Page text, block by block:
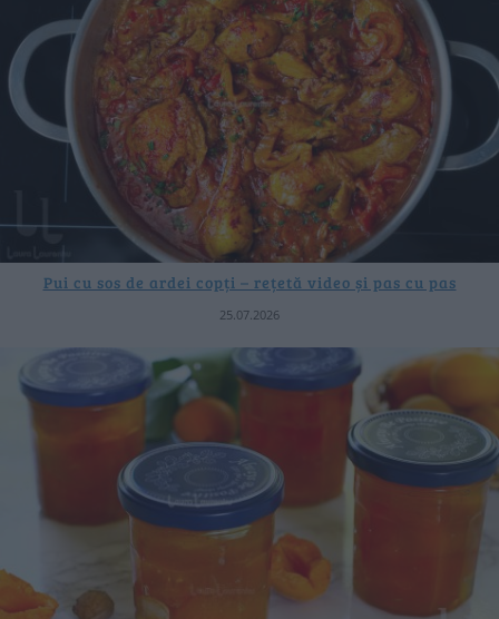
Pui cu sos de ardei copți – rețetă video și pas cu pas
25.07.2026